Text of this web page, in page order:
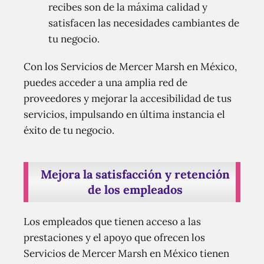
recibes son de la máxima calidad y
satisfacen las necesidades cambiantes de
tu negocio.
Con los Servicios de Mercer Marsh en México,
puedes acceder a una amplia red de
proveedores y mejorar la accesibilidad de tus
servicios, impulsando en última instancia el
éxito de tu negocio.
Mejora la satisfacción y retención
de los empleados
Los empleados que tienen acceso a las
prestaciones y el apoyo que ofrecen los
Servicios de Mercer Marsh en México tienen